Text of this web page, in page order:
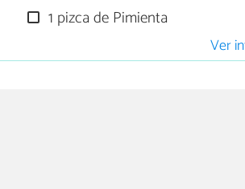
1 pizca de Pimienta
Ver